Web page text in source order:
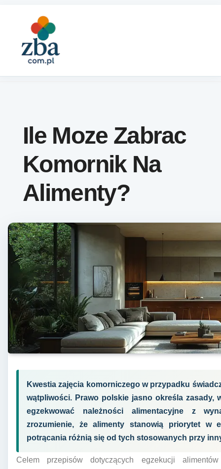
Ile Moze Zabrac
Komornik Na
Alimenty?
Kwestia zajęcia komorniczego w przypadku
wątpliwości. Prawo polskie jasno określa zasady,
egzekwować należności alimentacyjne z
zrozumienie, że alimenty stanowią priorytet w
potrącania różnią się od tych stosowanych przy
Celem przepisów dotyczących egzekucji